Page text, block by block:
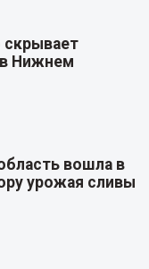
скрывает
Нижнем
вошла в
урожая сливы